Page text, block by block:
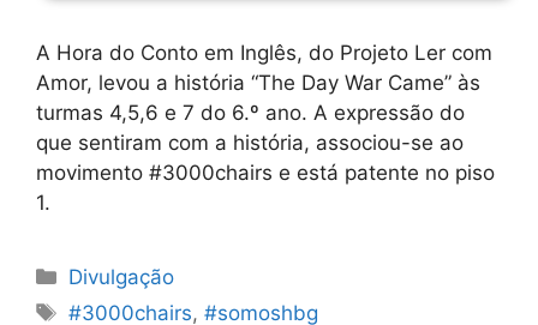
A Hora do Conto em Inglês, do Projeto Ler com
Amor, levou a história “The Day War Came” às
turmas 4,5,6 e 7 do 6.º ano. A expressão do
que sentiram com a história, associou-se ao
movimento #3000chairs e está patente no piso
1.
Categorias
Divulgação
Etiquetas
#3000chairs,#somoshbg